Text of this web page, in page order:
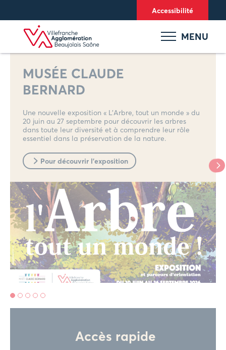
Accessibilité
MENU
MUSÉE CLAUDE
BERNARD
Une nouvelle exposition « L’Arbre, tout un monde » du
20 juin au 27 septembre pour découvrir les arbres
dans toute leur diversité et à comprendre leur rôle
essentiel dans la préservation de la nature.
Pour découvrir l'exposition
Accès rapide